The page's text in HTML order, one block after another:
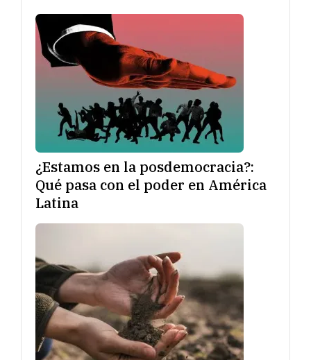
¿Estamos en la posdemocracia?:
Qué pasa con el poder en América
Latina